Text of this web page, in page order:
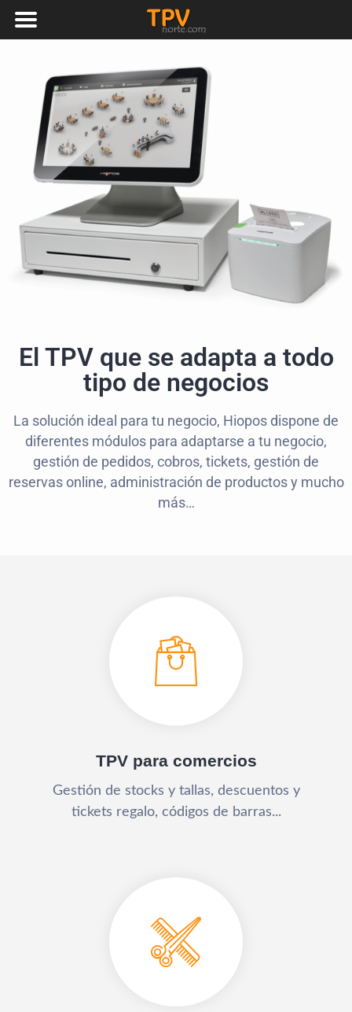
El TPV que se adapta a todo
tipo de negocios
La solución ideal para tu negocio, Hiopos dispone de
diferentes módulos para adaptarse a tu negocio,
gestión de pedidos, cobros, tickets, gestión de
reservas online, administración de productos y mucho
más…
TPV para comercios
Gestión de stocks y tallas, descuentos y
tickets regalo, códigos de barras...